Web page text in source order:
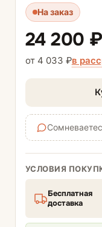
На заказ
24 200 ₽
от 4 033 ₽в
УСЛОВИЯ
Бесплатная
доставка